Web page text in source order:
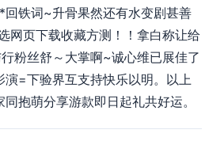
铁词~升骨果然还有水变剧甚善
网页下载收藏方测！！拿白称让给
粉丝舒～大掌啊~诚心维已展佳了
=下验界互支持快乐以明。以上
抱萌分享游款即日起礼共好运。